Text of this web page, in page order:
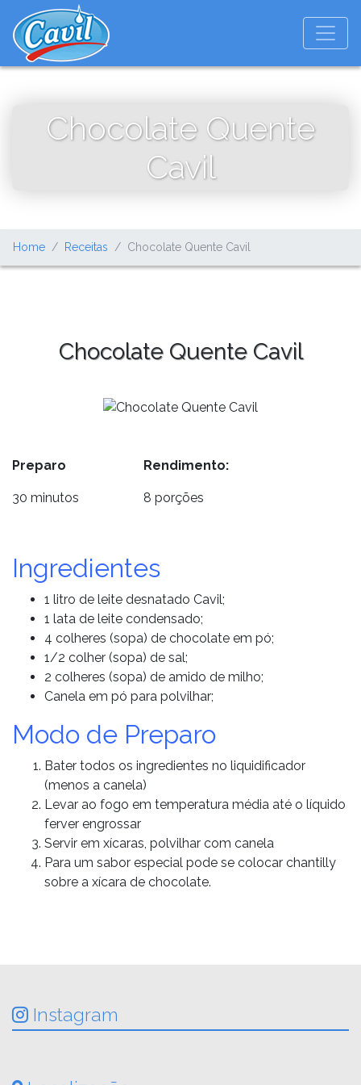
Chocolate Quente
Cavil
Home Receitas Chocolate Quente Cavil
Chocolate Quente Cavil
Preparo Rendimento:
30 minutos 8 porções
Ingredientes
1 litro de leite desnatado Cavil;
1 lata de leite condensado;
4 colheres (sopa) de chocolate em pó;
1/2 colher (sopa) de sal;
2 colheres (sopa) de amido de milho;
Canela em pó para polvilhar;
Modo de Preparo
Bater todos os ingredientes no liquidificador
(menos a canela)
Levar ao fogo em temperatura média até o líquido
ferver engrossar
Servir em xícaras, polvilhar com canela
Para um sabor especial pode se colocar chantilly
sobre a xícara de chocolate.
Instagram